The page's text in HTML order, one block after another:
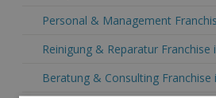
Personal & Management
Reinigung & Reparatur Franchise
Beratung & Consulting Franchise